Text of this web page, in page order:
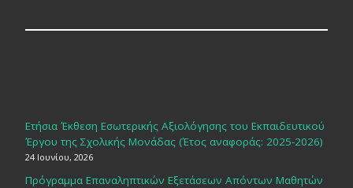
Ετήσια Έκθεση Εσωτερικής Αξιολόγησης του Εκπαιδευτικού
Έργου της Σχολικής Μονάδας (Έτος αναφοράς: 2025-2026)
24 Ιουνίου, 2026
Πρόγραμμα Επαναληπτικών Εξετάσεων Απόντων Μαθητών